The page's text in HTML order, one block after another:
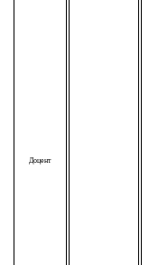
Доцент